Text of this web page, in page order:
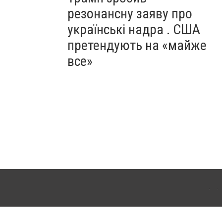
резонансну заяву про
українські надра . США
претендують на «майже
все»